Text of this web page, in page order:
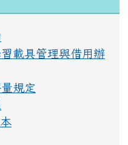
載具管理與借用辦
規定